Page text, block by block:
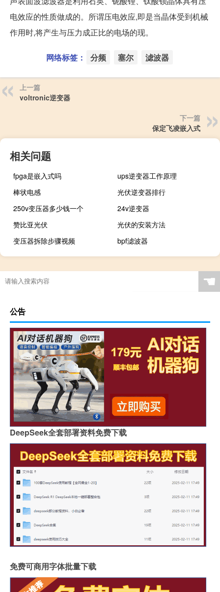
电效应的性质做成的。所谓压电效应,即是当晶体受到机械
作用时,将产生与压力成正比的电场的现。
网络标签： 分频 塞尔 滤波器
上一篇
voltronic逆变器
下一篇
保定飞凌嵌入式
相关问题
fpga是嵌入式吗
ups逆变器工作原理
棒状电感
光伏逆变器排行
250v变压器多少钱一个
24v逆变器
赞比亚光伏
光伏的安装方法
变压器拆除步骤视频
bpf滤波器
☚
公告
DeepSeek全套部署资料免费下载
免费可商用字体批量下载